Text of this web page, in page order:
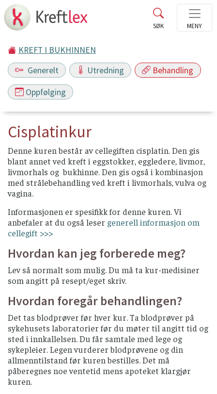
KREFT I BUKHINNEN
Generelt
Utredning Behandling
Oppfølging
Cisplatinkur
Denne kuren består av cellegiften cisplatin. Den gis
blant annet ved kreft i eggstokker, eggledere, livmor,
livmorhals og bukhinne. Den gis også i kombinasjon
med strålebehandling ved kreft i livmorhals, vulva og
vagina.
Informasjonen er spesifikk for denne kuren. Vi
anbefaler at du også leser generell informasjon om
cellegift >>>
Hvordan kan jeg forberede meg?
Lev så normalt som mulig. Du må ta kur-medisiner
som angitt på resept/eget skriv.
Hvordan foregår behandlingen?
Det tas blodprøver før hver kur. Ta blodprøver på
sykehusets laboratorier før du møter til angitt tid og
sted i innkallelsen. Du får samtale med lege og
sykepleier. Legen vurderer blodprøvene og din
allmenntilstand før kuren bestilles. Det må
påberegnes noe ventetid mens apoteket klargjør
kuren.